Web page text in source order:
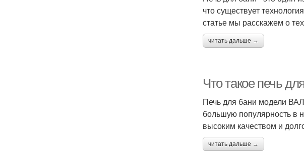
что существует
статье мы расскажем о
читать дальше →
Что такое печь
Печь для бани модели
большую популярность в
высоким качеством и
читать дальше →